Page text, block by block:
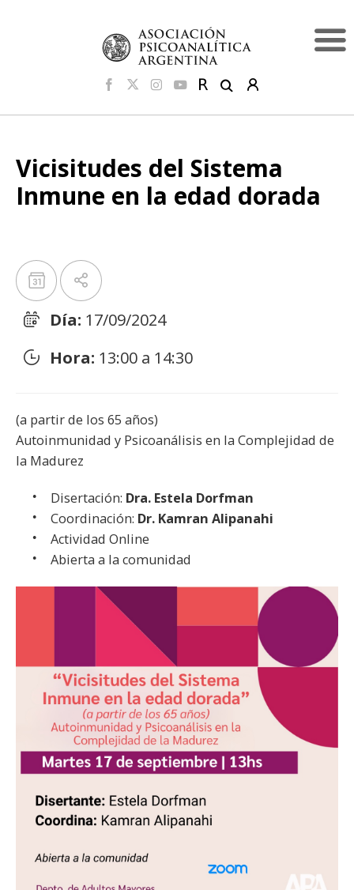
Vicisitudes del Sistema
Inmune en la edad dorada
Día: 17/09/2024
Hora: 13:00 a 14:30
(a partir de los 65 años)
Autoinmunidad y Psicoanálisis en la Complejidad de
la Madurez
Disertación: Dra. Estela Dorfman
Coordinación: Dr. Kamran Alipanahi
Actividad Online
Abierta a la comunidad